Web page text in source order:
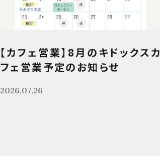
【カフェ営業】8月のキドックスカ
フェ営業予定のお知らせ
2026.07.26